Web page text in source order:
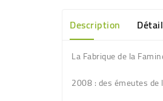
Description
La Fabrique de la
2008 : des émeutes